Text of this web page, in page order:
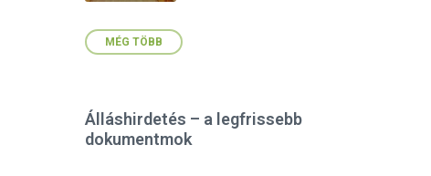
MÉG TÖBB
Álláshirdetés – a legfrissebb
dokumentmok